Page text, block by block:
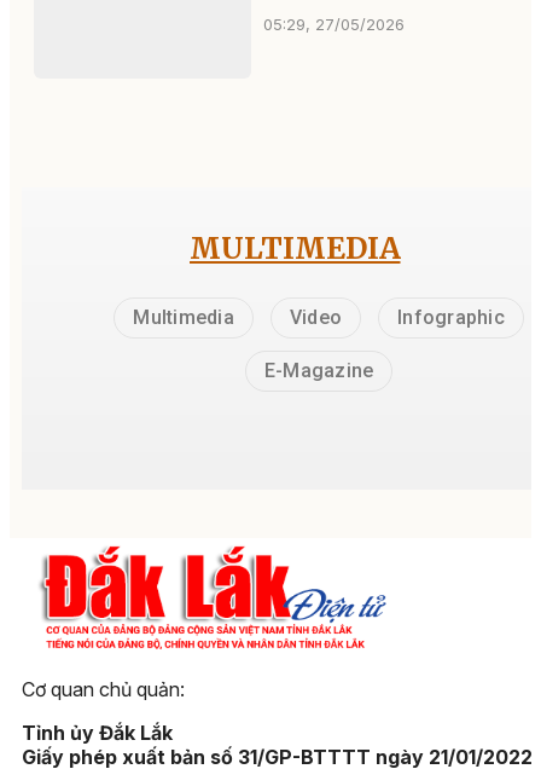
05:29, 27/05/2026
MULTIMEDIA
Multimedia Video Infographic
E-Magazine
Cơ quan chủ quản:
Tỉnh ủy Đắk Lắk
Giấy phép xuất bản số 31/GP-BTTTT ngày 21/01/2022